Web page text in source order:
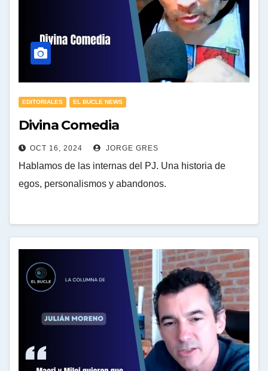
EDITORIALES EL BUCLE NEWS
Divina Comedia
OCT 16, 2024 JORGE GRES
Hablamos de las internas del PJ. Una historia de
egos, personalismos y abandonos.